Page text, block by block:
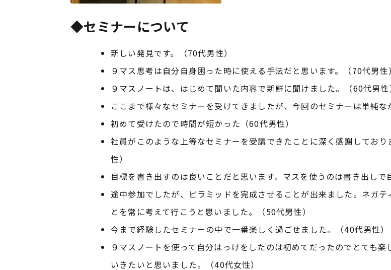
◆セミナーについて
新しい発見です。（70代男性）
９マス思考は自分自身困った時に使える手法だと思います。（70代男性）
９マスノートは、はじめて聞いた内容で新鮮に聞けました。（60代男性
ここまで様々なセミナーを受けてきましたが、今回のセミナーは単純な
初めて受けたので時間が短かった（60代男性）
社員がこのような上等なセミナーを受講できたことに深く感謝してお
性）
目標を書き出すのは良いことだと思います。マスを使うのは書き出し
途中参加でしたが、ピラミッドを完成させることが出来ました。ネガ
とを常に考えて行こうと思いました。（50代男性）
今まで経験したセミナーの中で一番楽しく過ごせました。（40代男性）
９マスノートを使って自分はっけをしたのは初めてだったのでとても
いきたいと思いました。（40代女性）